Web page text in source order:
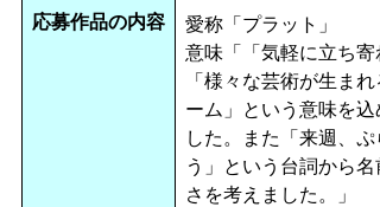
応募作品の内容
愛称「プラット」
意味「「気軽に立ち寄
「様々な芸術が生まれ
ーム」という意味を込
した。また「来週、ぷ
う」という台詞から名
さを考えました。」